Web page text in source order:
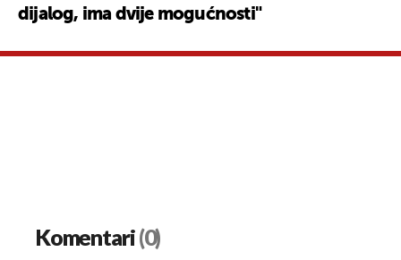
dijalog, ima dvije mogućnosti"
Komentari(0)